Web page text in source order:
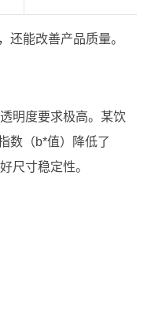
还能改善产品质量。
明度要求极高。某饮
数（b*值）降低了
尺寸稳定性。